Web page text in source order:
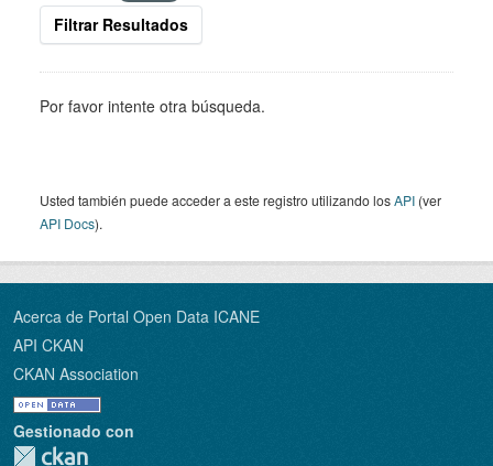
Filtrar Resultados
Por favor intente otra búsqueda.
Usted también puede acceder a este registro utilizando losAPI (ver
API Docs).
Acerca de Portal Open Data ICANE
API CKAN
CKAN Association
Gestionado con